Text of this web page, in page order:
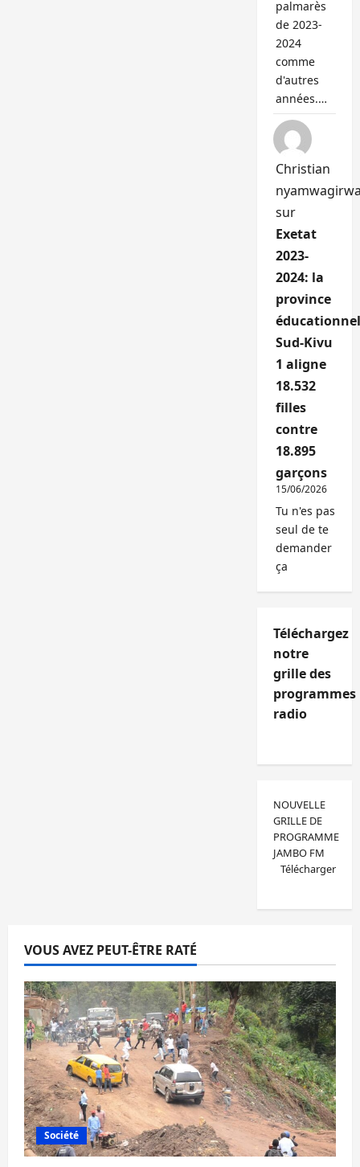
palmarès
de 2023-
2024
comme
d'autres
années.…
Christian
sur
Exetat
2023-
2024: la
province
Sud-Kivu
1 aligne
18.532
filles
contre
18.895
garçons
15/06/2026
Tu n'es pas
seul de te
demander
ça
Téléchargez
notre
grille des
programmes
radio
NOUVELLE
GRILLE DE
PROGRAMME
JAMBO FM
Télécharger
VOUS AVEZ PEUT-ÊTRE RATÉ
Société